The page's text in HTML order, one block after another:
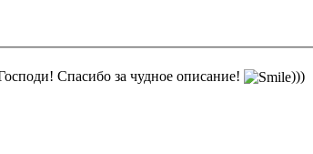
Спасибо за чудное описание! )))